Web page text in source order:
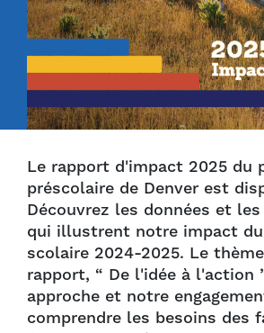
Le rapport d'impact 2025 du
préscolaire de Denver est
Découvrez les données et
qui illustrent notre impact
scolaire 2024-2025. Le
rapport, “ De l'idée à l'action
approche et notre
comprendre les besoins des